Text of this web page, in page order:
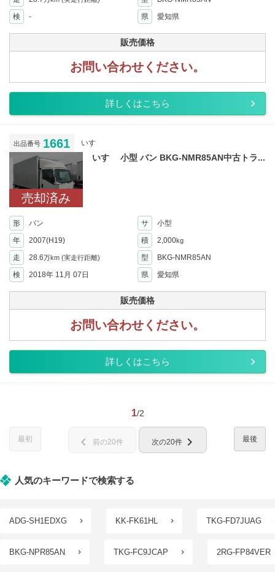
検
- 県 愛知県
販売価格
お問い合わせください。
詳しくはこちら
出品番号 1661 いすゞ
売却済み
いすゞ 小型 バン BKG-NMR85AN中古トラ...
形 バン サ
小型
年
2007(H19) 積 2,000kg
走 28.6万km (実走行距離) 型
BKG-NMR85AN
検
2018年 11月 07日 県 愛知県
販売価格
お問い合わせください。
詳しくはこちら
1/2
最初 最後
chevron_left 前の20件 次の20件 chevron_right
人気のキーワードで検索する
ADG-SH1EDXG KK-FK61HL TKG-FD7JUAG
BKG-NPR85AN TKG-FC9JCAP 2RG-FP84VER